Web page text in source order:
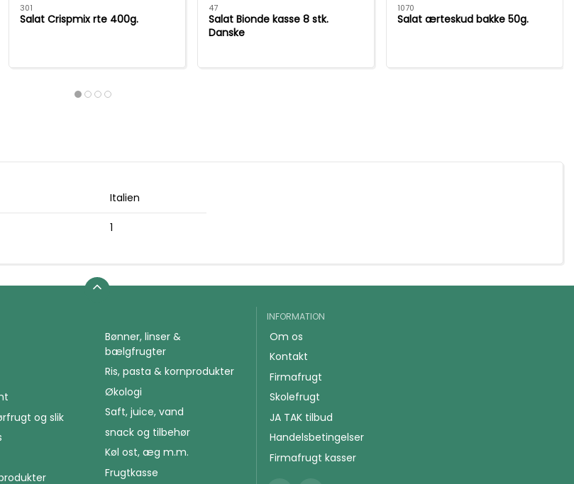
301
Salat Crispmix rte 400g.
47
Salat Bionde kasse 8 stk.
Danske
1070
Salat ærteskud bakke 50g.
Italien
1
og slik
Bønner, linser &
bælgfrugter
Ris, pasta & kornprodukter
Økologi
Saft, juice, vand
snack og tilbehør
Køl ost, æg m.m.
Frugtkasse
INFORMATION
Om os
Kontakt
Firmafrugt
Skolefrugt
JA TAK tilbud
Handelsbetingelser
Firmafrugt kasser